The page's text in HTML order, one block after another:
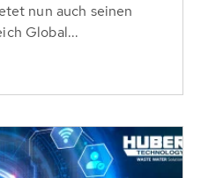
nun auch seinen
Global...